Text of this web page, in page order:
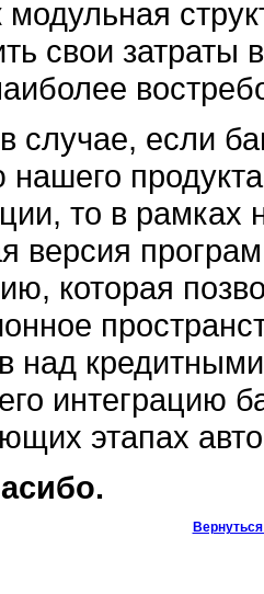
свои затраты
случае, если
нашего
то в
версия
которая
над
интеграцию
этапах